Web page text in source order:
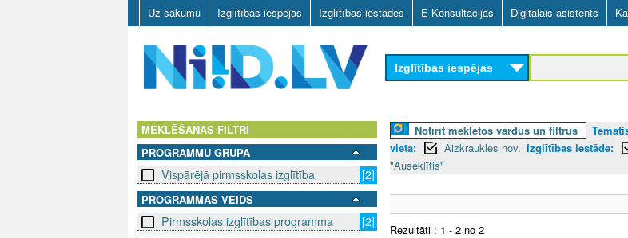
Skip
to
main
content
Uz sākumu Izglītības iespējas Izglītības iestādes E-Konsultācijas Digitālais asistents
D
Izglītības iespējas
MEKLĒŠANAS FILTRI
PROGRAMMU GRUPA
Vispārējā pirmsskolas izglītība [2]
PROGRAMMAS VEIDS
Pirmsskolas izglītības programma [2]
Notīrīt meklētos vārdus un filtrus
vieta:
Aizkraukles nov. Izglītības iestāde:
"Auseklītis"
Rezultāti : 1 - 2 no 2